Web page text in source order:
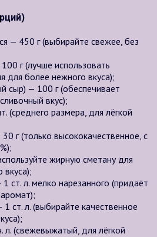
— 450 г (выбирайте свежее, без
г (лучше использовать
для более нежного вкуса);
сыр) — 100 г (обеспечивает
вкус);
(среднего размера, для лёгкой
г (только высококачественное, с
жирную сметану для
1 ст. л. мелко нарезанного (придаёт
ст. л. (выбирайте качественное
(свежевыжатый, для лёгкой